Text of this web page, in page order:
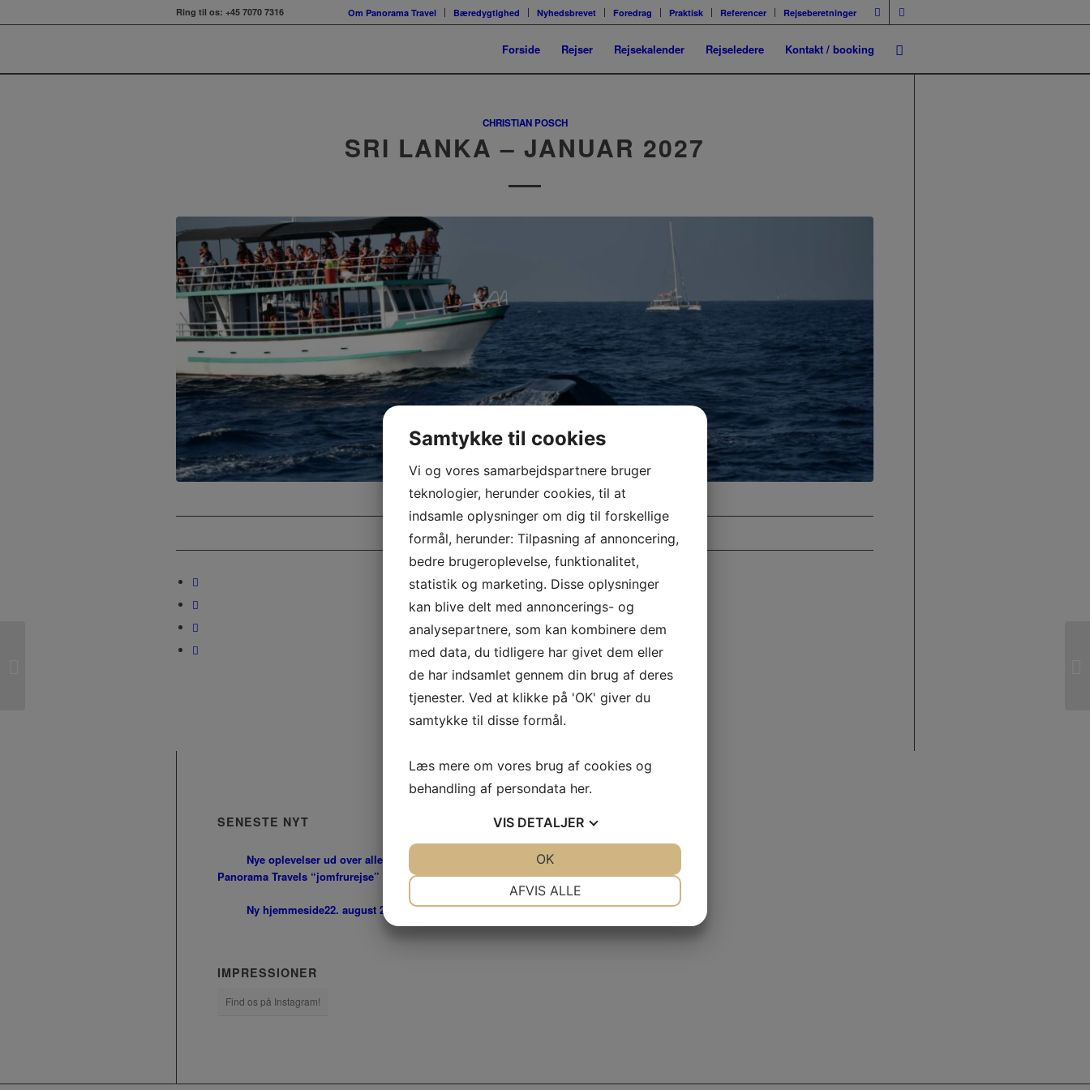
Om Panorama Travel Bæredygtighed Nyhedsbrevet Foredrag Praktisk Referencer Rejseberetninger
Ring til os: +45 7070 7316
Forside Rejser Rejsekalender Rejseledere Kontakt / booking
CHRISTIAN POSCH
SRI LANKA – JANUAR 2027
22. JANUAR 2026
Share this entry
SENESTE NYT
Nye oplevelser ud over alle grænser i 2017
29. december 2016 - 11:13
Panorama Travels “jomfrurejse” gik over al forventning!14. december 2016 - 10:53
Ny hjemmeside22. august 2016 - 12:07
IMPRESSIONER
Find os på Instagram!
Samtykke til cookies
Vi og vores samarbejdspartnere bruger
teknologier, herunder cookies, til at
indsamle oplysninger om dig til forskellige
formål, herunder: Tilpasning af annoncering,
bedre brugeroplevelse, funktionalitet,
statistik og marketing. Disse oplysninger
kan blive delt med annoncerings- og
analysepartnere, som kan kombinere dem
med data, du tidligere har givet dem eller
de har indsamlet gennem din brug af deres
tjenester. Ved at klikke på 'OK' giver du
samtykke til disse formål.
Læs mere om vores brug af cookies og
behandling af persondata her.
VIS DETALJER
AFVIS ALLE
OK